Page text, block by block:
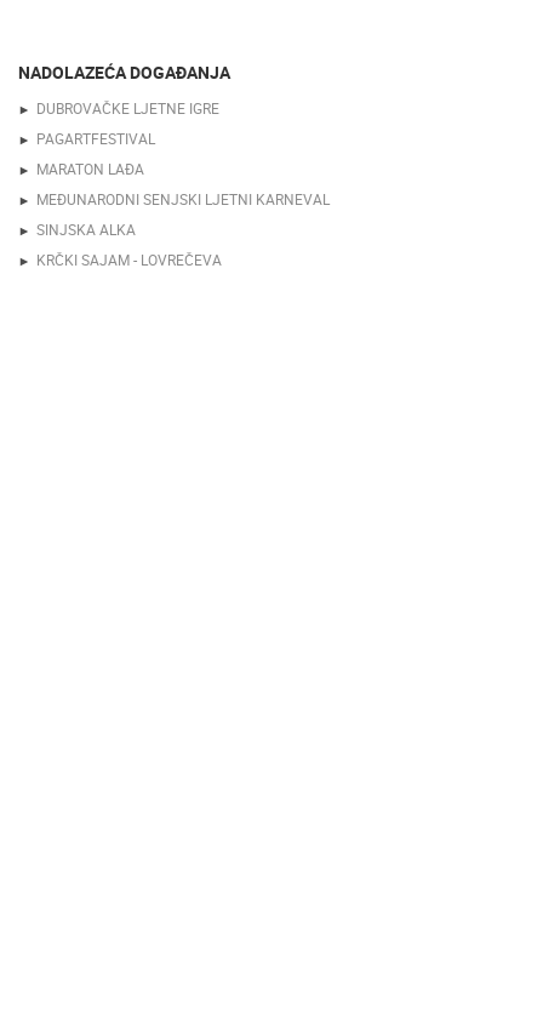
NADOLAZEĆA DOGAĐANJA
DUBROVAČKE LJETNE IGRE
PAGARTFESTIVAL
MARATON LAĐA
MEĐUNARODNI SENJSKI LJETNI KARNEVAL
SINJSKA ALKA
KRČKI SAJAM - LOVREČEVA